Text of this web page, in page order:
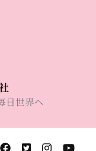
日世界へ